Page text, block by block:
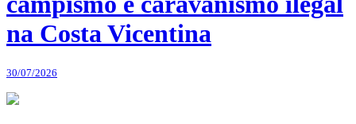
na Costa Vicentina
30/07/2026